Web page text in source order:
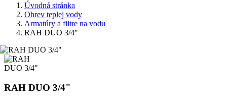
Úvodná stránka
Ohrev teplej vody
Armatúry a filtre na vodu
RAH DUO 3/4"
RAH DUO 3/4"